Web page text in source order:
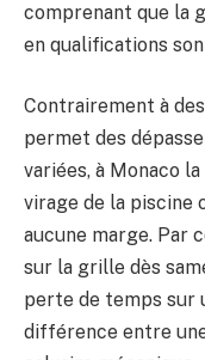
comprenant que la
en qualifications
Contrairement à
permet des
variées, à Monaco
virage de la piscine
aucune marge. Par
sur la grille dès
perte de temps sur
différence entre